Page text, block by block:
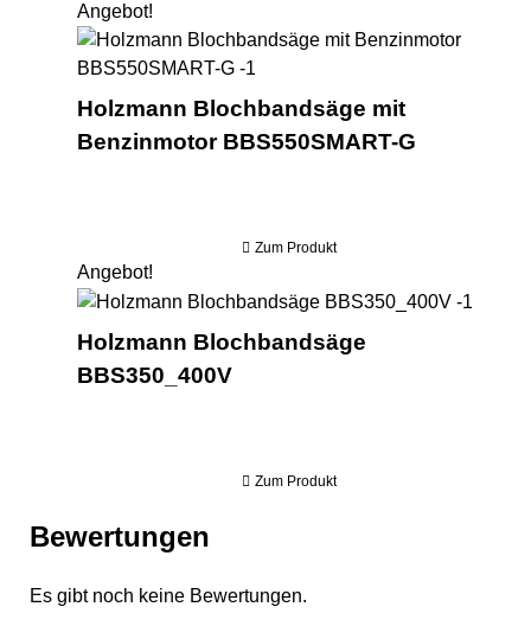
Angebot!
Holzmann Blochbandsäge mit
Benzinmotor BBS550SMART-G
Zum Produkt
Angebot!
Holzmann Blochbandsäge
BBS350_400V
Zum Produkt
Bewertungen
Es gibt noch keine Bewertungen.